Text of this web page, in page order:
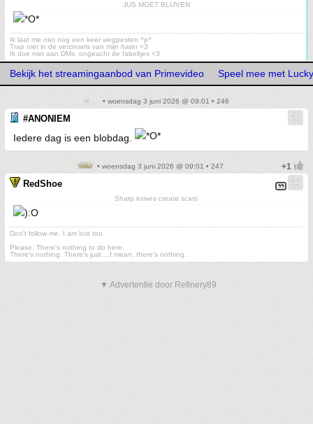
JUS MOET BLIJVEN
Ik laat me niet nog een keer wegpesten ^p^
Trap niet in de verzinsels van mijn hater <3
Ik doe niet aan DMs, ongeacht de fabeltjes <3
Bekijk het streamingaanbod van Primevideo Speel mee met
• woensdag 3 juni 2026 @ 09:01 • 246
#ANONIEM
Iedere dag is een blobdag.
• woensdag 3 juni 2026 @ 09:01 • 247
RedShoe
Sharp knives create scars
Don't follow me. I am lost too
Please. There's nothing to do here.
There's nothing. There's just....I mean, there's nothing.
▼ Advertentie door Refinery89